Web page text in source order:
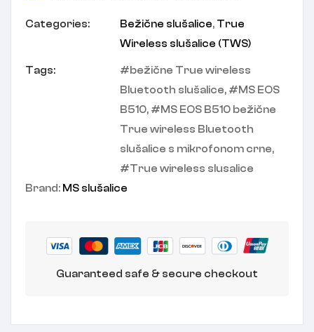
Categories: Bežične slušalice, True
Wireless slušalice (TWS)
Tags:
bežične True wireless
Bluetooth slušalice,
MS EOS
B510,
MS EOS B510 bežične
True wireless Bluetooth
slušalice s mikrofonom crne,
True wireless slusalice
Brand: MS slušalice
Guaranteed safe & secure checkout